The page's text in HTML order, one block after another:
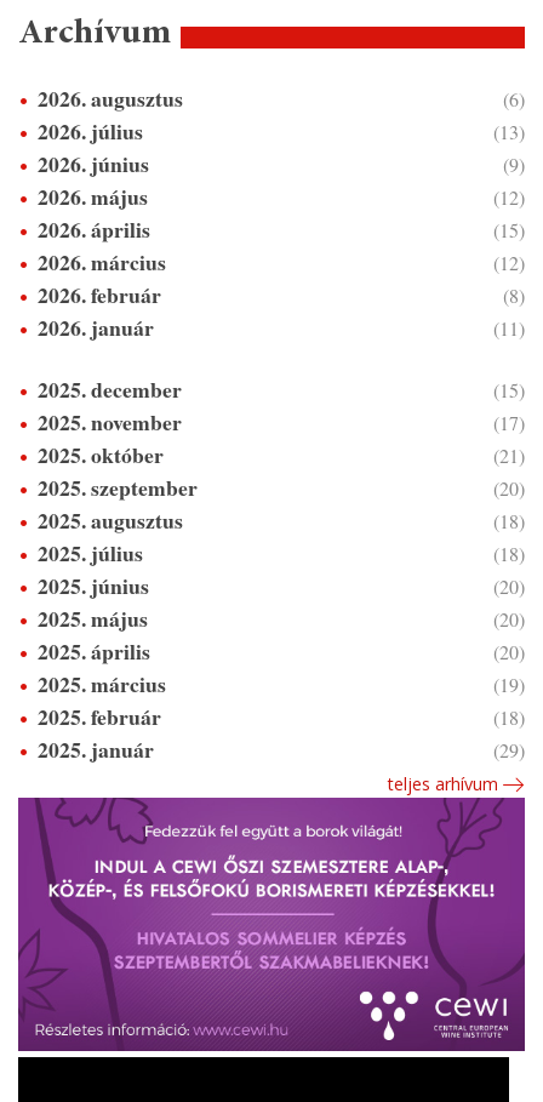
Archívum
2026. augusztus (6)
2026. július (13)
2026. június (9)
2026. május (12)
2026. április (15)
2026. március (12)
2026. február (8)
2026. január (11)
2025. december (15)
2025. november (17)
2025. október (21)
2025. szeptember (20)
2025. augusztus (18)
2025. július (18)
2025. június (20)
2025. május (20)
2025. április (20)
2025. március (19)
2025. február (18)
2025. január (29)
teljes arhívum